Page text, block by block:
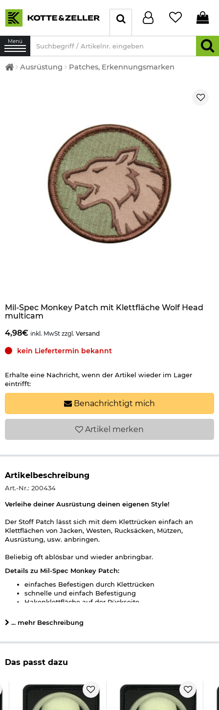
Menü
Ausrüstung Patches, Erkennungsmarken
Mil-Spec Monkey Patch mit Klettfläche Wolf Head
multicam
4,98€ inkl. MwSt zzgl. Versand
kein Liefertermin bekannt
Erhalte eine Nachricht, wenn der Artikel wieder im Lager
eintrifft:
Benachrichtigt mich
Artikel merken
Artikelbeschreibung
Art.-Nr.: 200434
Verleihe deiner Ausrüstung deinen eigenen Style!
Der Stoff Patch lässt sich mit dem Klettrücken einfach an
Klettflächen von Jacken, Westen, Rucksäcken, Mützen,
Ausrüstung, usw. anbringen.
Beliebig oft ablösbar und wieder anbringbar.
Details zu Mil-Spec Monkey Patch:
einfaches Befestigen durch Klettrücken
schnelle und einfach Befestigung
Hakenklettfläche auf der Rückseite
Gewicht: ca. 5 g
Farbe: multicam
Verantwortliche Person für die EU
... mehr Beschreibung
Das passt dazu